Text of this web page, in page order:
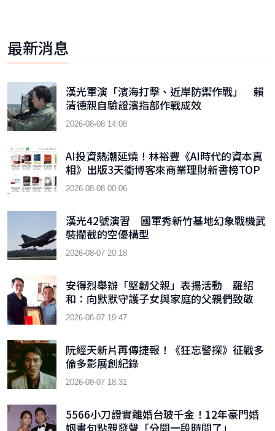
最新消息
漢光軍演「濱海打擊、近岸防禦作戰」 賴
清德親自驗證濱指部作戰成效
2026-08-08 14:08
AI投資熱潮延燒！林裕豐《AI時代的資本真
相》出版3天衝博客來商業理財新書榜TOP
9
2026-08-08 00:06
漢光42號演習 國軍秀新竹基地幻象戰機武
裝攔截的空優構型
2026-08-07 20:18
安得烈舉辦「堅韌父親」表揚活動 羅紹
和：向默默守護子女與家庭的父親們致敬
2026-08-07 19:47
阮經天新片再傳捷報！《狂忘警探》征戰多
倫多影展創紀錄
2026-08-07 18:31
5566小刀證實離婚台玻千金！12年豪門婚
姻畫句點親發聲「分開一段時間了」